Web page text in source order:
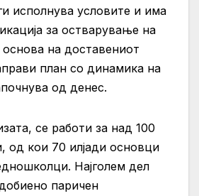
исполнува условите и има
за остварување на
на доставениот
план со динамика на
од денес.
се работи за над 100
од кои 70 илјади основци
Најголем дел
паричен